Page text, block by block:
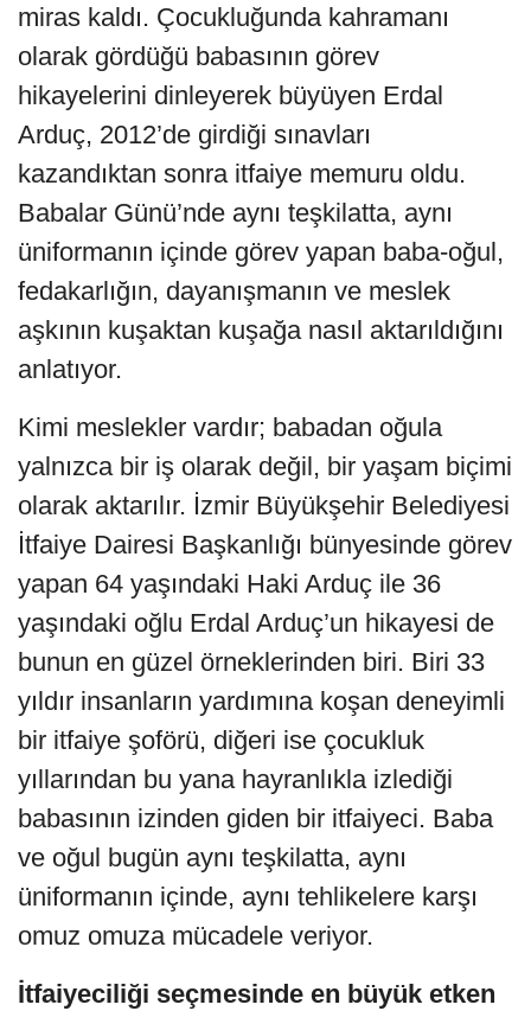
miras kaldı. Çocukluğunda kahramanı
olarak gördüğü babasının görev
hikayelerini dinleyerek büyüyen Erdal
Arduç, 2012’de girdiği sınavları
kazandıktan sonra itfaiye memuru oldu.
Babalar Günü’nde aynı teşkilatta, aynı
üniformanın içinde görev yapan baba-oğul,
fedakarlığın, dayanışmanın ve meslek
aşkının kuşaktan kuşağa nasıl aktarıldığını
anlatıyor.
Kimi meslekler vardır; babadan oğula
yalnızca bir iş olarak değil, bir yaşam biçimi
olarak aktarılır. İzmir Büyükşehir Belediyesi
İtfaiye Dairesi Başkanlığı bünyesinde görev
yapan 64 yaşındaki Haki Arduç ile 36
yaşındaki oğlu Erdal Arduç’un hikayesi de
bunun en güzel örneklerinden biri. Biri 33
yıldır insanların yardımına koşan deneyimli
bir itfaiye şoförü, diğeri ise çocukluk
yıllarından bu yana hayranlıkla izlediği
babasının izinden giden bir itfaiyeci. Baba
ve oğul bugün aynı teşkilatta, aynı
üniformanın içinde, aynı tehlikelere karşı
omuz omuza mücadele veriyor.
İtfaiyeciliği seçmesinde en büyük etken